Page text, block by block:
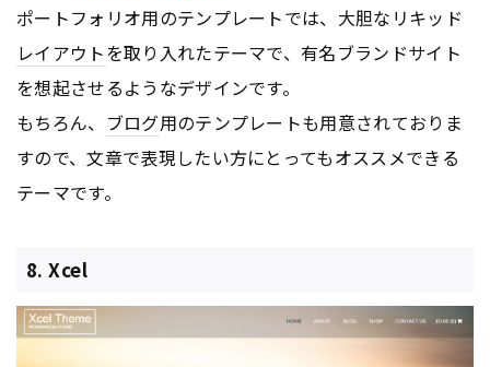
ポートフォリオ用のテンプレートでは、大胆なリキッド
レイアウトを取り入れたテーマで、有名ブランドサイト
を想起させるようなデザインです。
もちろん、 ブログ用のテンプレートも用意されておりま
すので、文章で表現したい方にとってもオススメできる
テーマです。
8. Xcel